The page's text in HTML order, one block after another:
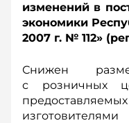
изменений в
экономики
2007 г. № 112»
Снижен
с розничных